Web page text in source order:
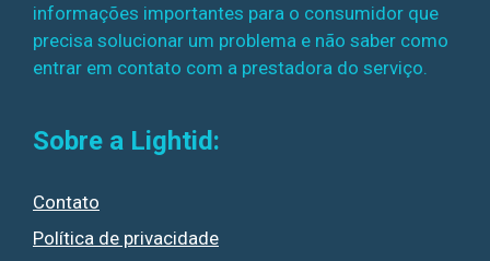
informações importantes para o consumidor que
precisa solucionar um problema e não saber como
entrar em contato com a prestadora do serviço.
Sobre a Lightid:
Contato
Política de privacidade